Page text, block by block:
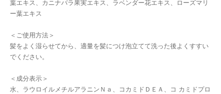
葉エキス、カニナバラ果実エキス、ラベンダー花エキス、ローズマリ
ー葉エキス
＜ご使用方法＞
髪をよく湿らせてから、適量を髪につけ泡立てて洗った後よくすすい
でください。
＜成分表示＞
水、ラウロイルメチルアラニンＮａ、コカミドＤＥＡ、コ カミドプロ